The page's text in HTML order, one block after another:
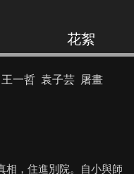
花絮
王一哲 袁子芸 屠畫
相，住進別院。自小與師